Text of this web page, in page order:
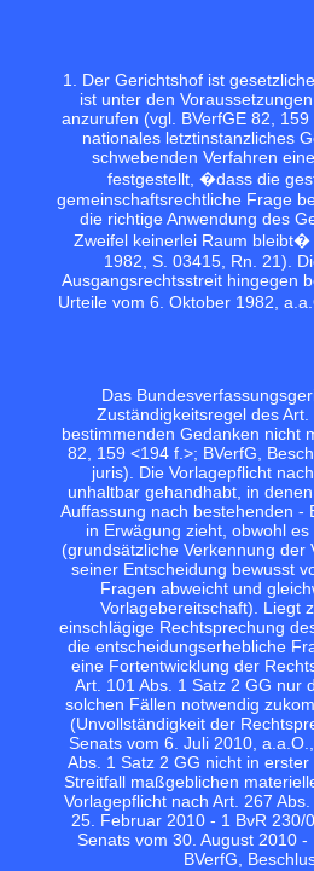
1. Der Gerichtshof ist
ist unter den
anzurufen (vgl. BVerfGE 82,
nationales letztinstanzliches
schwebenden Verfahren
festgestellt, �dass die
gemeinschaftsrechtliche Frage
die richtige Anwendung des
Zweifel keinerlei Raum
1982, S. 03415, Rn. 21).
Ausgangsrechtsstreit hingegen
Urteile vom 6. Oktober 1982,
Das
Zuständigkeitsregel des
bestimmenden Gedanken nicht
82, 159 <194 f.>; BVerfG,
juris). Die Vorlagepflicht
unhaltbar gehandhabt, in
Auffassung nach bestehenden -
in Erwägung zieht, obwohl
(grundsätzliche Verkennung
seiner Entscheidung bewusst
Fragen abweicht und
Vorlagebereitschaft). Liegt
einschlägige Rechtsprechung
die entscheidungserhebliche
eine Fortentwicklung der
Art. 101 Abs. 1 Satz 2 GG nur
solchen Fällen notwendig
(Unvollständigkeit der
Senats vom 6. Juli 2010,
Abs. 1 Satz 2 GG nicht in
Streitfall maßgeblichen
Vorlagepflicht nach Art. 267
25. Februar 2010 - 1 BvR 230/
Senats vom 30. August 2010
BVerfG,